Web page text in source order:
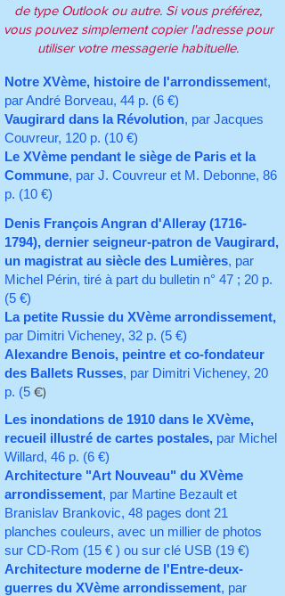
de type Outlook ou autre. Si vous préférez,
vous pouvez simplement copier l'adresse pour
utiliser votre messagerie habituelle.
Notre XVème, histoire de l'arrondissement,
par André Borveau, 44 p. (6 €)
Vaugirard dans la Révolution, par Jacques
Couvreur, 120 p. (10 €)
Le XVème pendant le siège de Paris et la
Commune, par J. Couvreur et M. Debonne, 86
p. (10 €)
Denis François Angran d'Alleray (1716-
1794), dernier seigneur-patron de Vaugirard,
un magistrat au siècle des Lumières, par
Michel Périn, tiré à part du bulletin n° 47 ; 20 p.
(5 €)
La petite Russie du XVème arrondissement,
par Dimitri Vicheney, 32 p. (5 €)
Alexandre Benois, peintre et co-fondateur
des Ballets Russes, par Dimitri Vicheney, 20
p. (5 €)​
Les inondations de 1910 dans le XVème,
recueil illustré de cartes postales, par Michel
Willard, 46 p. (6 €)
Architecture "Art Nouveau" du XVème
arrondissement, par Martine Bezault et
Branislav Brankovic, 48 pages dont 21
planches couleurs, avec un millier de photos
sur CD-Rom (15 € ) ou sur clé USB (19 €)
Architecture moderne de l'Entre-deux-
guerres du XVème arrondissement, par